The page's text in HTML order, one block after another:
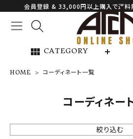
会員登録 & 33,000円以上購入で送料無
view_module CATEGORY
NEW ARRIVAL
ARCH EXCLUSIVE
HOME コーディネート一覧
コーディネー
絞り込む